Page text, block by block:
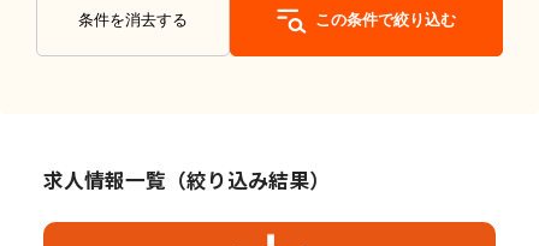
条件を消去する この条件で絞り込む
求人情報一覧（絞り込み結果）